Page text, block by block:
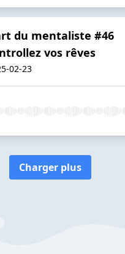
du mentaliste #46
vos rêves
02-23
Charger plus